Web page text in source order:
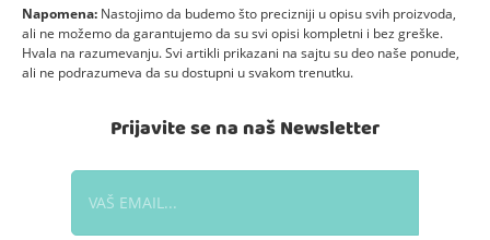
Napomena: Nastojimo da budemo što precizniji u opisu svih proizvoda,
ali ne možemo da garantujemo da su svi opisi kompletni i bez greške.
Hvala na razumevanju. Svi artikli prikazani na sajtu su deo naše ponude,
ali ne podrazumeva da su dostupni u svakom trenutku.
Prijavite se na naš Newsletter